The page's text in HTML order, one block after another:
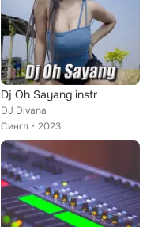
Dj Oh Sayang instr
DJ Divana
Сингл
2023